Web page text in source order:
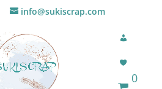
info@sukiscrap.com
0